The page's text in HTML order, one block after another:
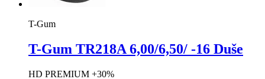
T-Gum
T-Gum TR218A 6,00/6,50/ -16 Duše
HD PREMIUM +30%